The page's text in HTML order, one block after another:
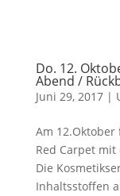
Do. 12.
Abend /
Juni 29, 2017|
Am
Red Carpet
Die
Inhaltsstoffen